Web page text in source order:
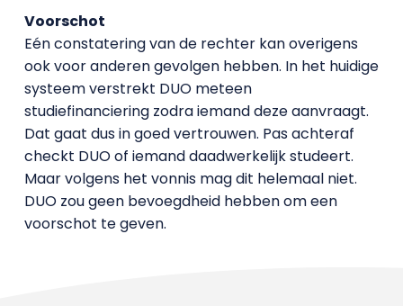
Voorschot
Eén constatering van de rechter kan overigens
ook voor anderen gevolgen hebben. In het huidige
systeem verstrekt DUO meteen
studiefinanciering zodra iemand deze aanvraagt.
Dat gaat dus in goed vertrouwen. Pas achteraf
checkt DUO of iemand daadwerkelijk studeert.
Maar volgens het vonnis mag dit helemaal niet.
DUO zou geen bevoegdheid hebben om een
voorschot te geven.